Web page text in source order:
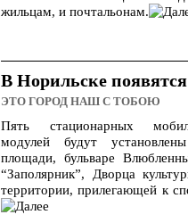
жильцам, и почтальонам.
В Норильске
ЭТО ГОРОД НАШ С ТОБОЮ
Пять стационарных
модулей будут
площади, бульваре
“Заполярник”, Дворца
территории, прилегающей к